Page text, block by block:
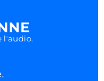
l'audio.